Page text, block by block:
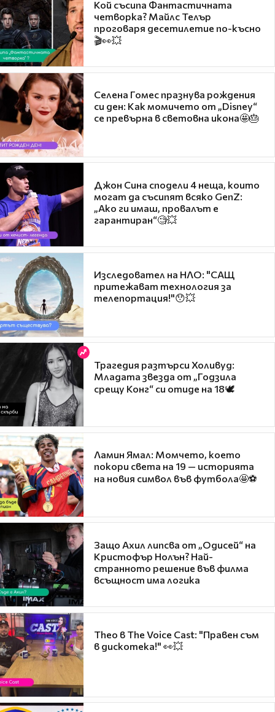
Кой съсипа Фантастичната
четворка? Майлс Телър
проговаря десетилетие по-късно
🎬👀💥
Селена Гомес празнува рождения
си ден: Как момичето от „Disney“
се превърна в световна икона🤩🎂
Джон Сина сподели 4 неща, които
могат да съсипят всяко GenZ:
„Ако ги имаш, провалът е
гарантиран“🧐💥
Изследовател на НЛО: "САЩ
притежават технология за
телепортация!"😯💥
Трагедия разтърси Холивуд:
Младата звезда от „Годзила
срещу Конг“ си отиде на 18🕊️
Ламин Ямал: Момчето, което
покори света на 19 — историята
на новия символ във футбола🤩⚽
Защо Ахил липсва от „Одисей“ на
Кристофър Нолън? Най-
странното решение във филма
всъщност има логика
Theo в The Voice Cast: "Правен съм
в дискотека!" 👀💥